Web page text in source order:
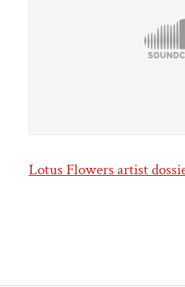
Lotus Flowers artist